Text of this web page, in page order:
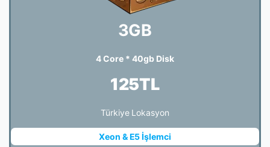
3GB
4 Core * 40gb Disk
125TL
Türkiye Lokasyon
Xeon & E5 İşlemci